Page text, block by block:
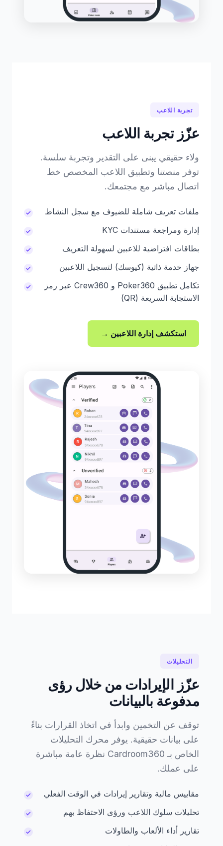
تجربة اللاعب
عزّز تجربة اللاعب
ولاء حقيقي يبنى على التقدير وتجربة سلسة.
توفر منصتنا وتطبيق اللاعب المخصص خط
اتصال مباشر مع مجتمعك.
ملفات تعريف شاملة للضيوف مع سجل النشاط
إدارة ومراجعة مستندات KYC
بطاقات افتراضية للاعبين لسهولة التعريف
جهاز خدمة ذاتية (كيوسك) لتسجيل اللاعبين
تكامل تطبيق Poker360 و Crew360 عبر رمز
الاستجابة السريعة (QR)
استكشف إدارة اللاعبين →
التحليلات
عزّز الإيرادات من خلال رؤى
مدفوعة بالبيانات
توقف عن التخمين وابدأ في اتخاذ القرارات بناءً
على بيانات حقيقية. يوفر محرك التحليلات
الخاص بـ Cardroom360 نظرة عامة مباشرة
على عملك.
مقاييس مالية وتقارير إيرادات في الوقت الفعلي
تحليلات سلوك اللاعب ورؤى الاحتفاظ بهم
تقارير أداء الألعاب والطاولات